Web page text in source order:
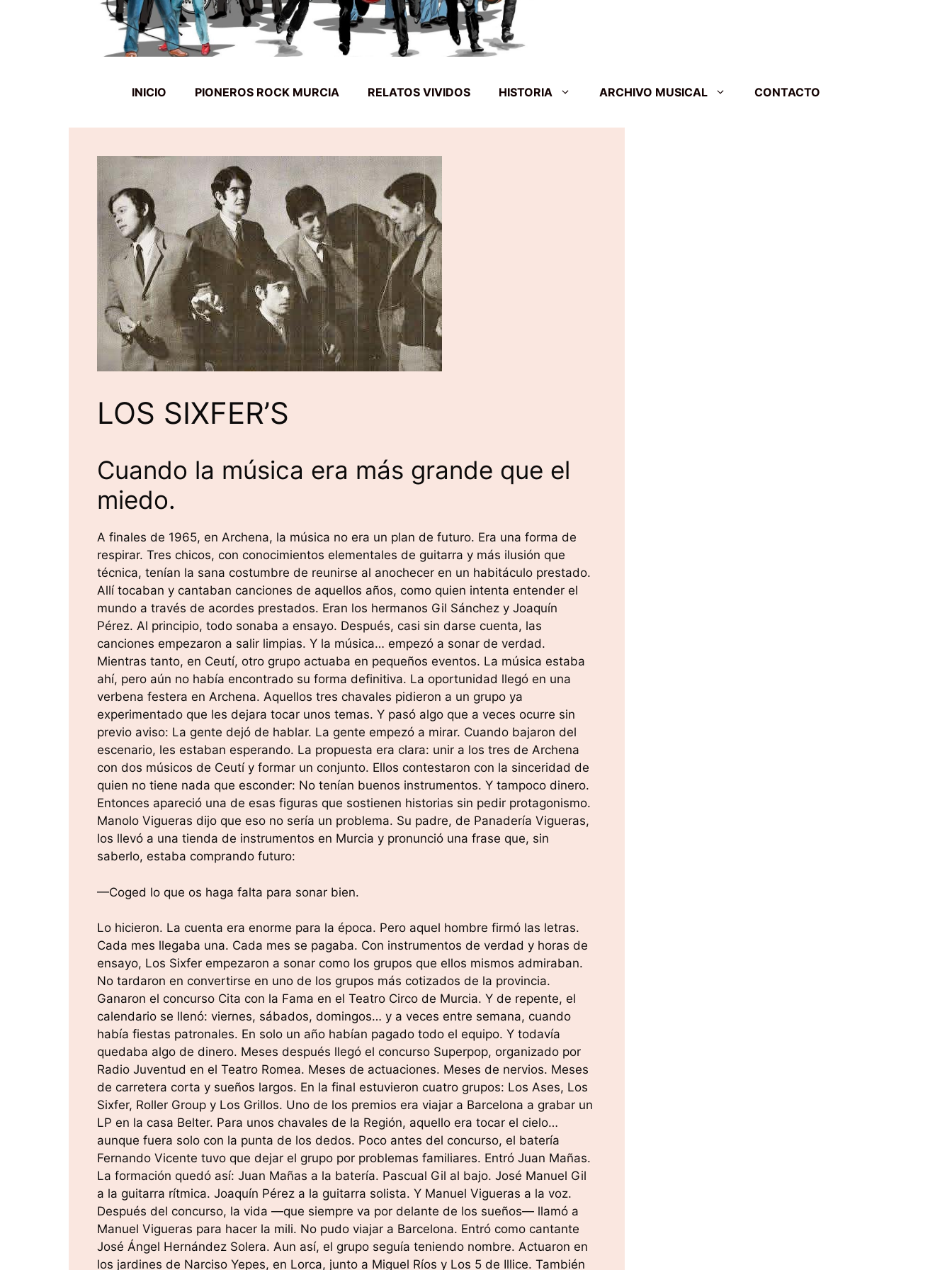
INICIO PIONEROS ROCK MURCIA RELATOS VIVIDOS HISTORIA ARCHIVO MUSICAL CONTACTO
LOS SIXFER’S
Cuando la música era más grande que el
miedo.
A finales de 1965, en Archena, la música no era un plan de futuro. Era una forma de
respirar. Tres chicos, con conocimientos elementales de guitarra y más ilusión que
técnica, tenían la sana costumbre de reunirse al anochecer en un habitáculo prestado.
Allí tocaban y cantaban canciones de aquellos años, como quien intenta entender el
mundo a través de acordes prestados. Eran los hermanos Gil Sánchez y Joaquín
Pérez. Al principio, todo sonaba a ensayo. Después, casi sin darse cuenta, las
canciones empezaron a salir limpias. Y la música… empezó a sonar de verdad.
Mientras tanto, en Ceutí, otro grupo actuaba en pequeños eventos. La música estaba
ahí, pero aún no había encontrado su forma definitiva. La oportunidad llegó en una
verbena festera en Archena. Aquellos tres chavales pidieron a un grupo ya
experimentado que les dejara tocar unos temas. Y pasó algo que a veces ocurre sin
previo aviso: La gente dejó de hablar. La gente empezó a mirar. Cuando bajaron del
escenario, les estaban esperando. La propuesta era clara: unir a los tres de Archena
con dos músicos de Ceutí y formar un conjunto. Ellos contestaron con la sinceridad de
quien no tiene nada que esconder: No tenían buenos instrumentos. Y tampoco dinero.
Entonces apareció una de esas figuras que sostienen historias sin pedir protagonismo.
Manolo Vigueras dijo que eso no sería un problema. Su padre, de Panadería Vigueras,
los llevó a una tienda de instrumentos en Murcia y pronunció una frase que, sin
saberlo, estaba comprando futuro:
—Coged lo que os haga falta para sonar bien.
Lo hicieron. La cuenta era enorme para la época. Pero aquel hombre firmó las letras.
Cada mes llegaba una. Cada mes se pagaba. Con instrumentos de verdad y horas de
ensayo, Los Sixfer empezaron a sonar como los grupos que ellos mismos admiraban.
No tardaron en convertirse en uno de los grupos más cotizados de la provincia.
Ganaron el concurso Cita con la Fama en el Teatro Circo de Murcia. Y de repente, el
calendario se llenó: viernes, sábados, domingos… y a veces entre semana, cuando
había fiestas patronales. En solo un año habían pagado todo el equipo. Y todavía
quedaba algo de dinero. Meses después llegó el concurso Superpop, organizado por
Radio Juventud en el Teatro Romea. Meses de actuaciones. Meses de nervios. Meses
de carretera corta y sueños largos. En la final estuvieron cuatro grupos: Los Ases, Los
Sixfer, Roller Group y Los Grillos. Uno de los premios era viajar a Barcelona a grabar un
LP en la casa Belter. Para unos chavales de la Región, aquello era tocar el cielo…
aunque fuera solo con la punta de los dedos. Poco antes del concurso, el batería
Fernando Vicente tuvo que dejar el grupo por problemas familiares. Entró Juan Mañas.
La formación quedó así: Juan Mañas a la batería. Pascual Gil al bajo. José Manuel Gil
a la guitarra rítmica. Joaquín Pérez a la guitarra solista. Y Manuel Vigueras a la voz.
Después del concurso, la vida —que siempre va por delante de los sueños— llamó a
Manuel Vigueras para hacer la mili. No pudo viajar a Barcelona. Entró como cantante
José Ángel Hernández Solera. Aun así, el grupo seguía teniendo nombre. Actuaron en
los jardines de Narciso Yepes, en Lorca, junto a Miguel Ríos y Los 5 de Illice. También